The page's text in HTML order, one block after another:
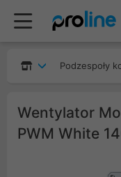
Podzespoły
Wentylator
PWM White